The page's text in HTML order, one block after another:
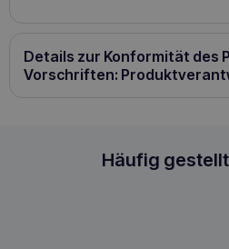
Details zur Konformität des
Vorschriften:
Ollo Pure Deer 400g
Häufig